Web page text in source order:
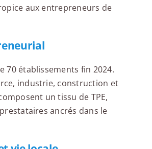
aux entrepreneurs de
70 établissements fin 2024.
industrie, construction et
un tissu de TPE,
ancrés dans le